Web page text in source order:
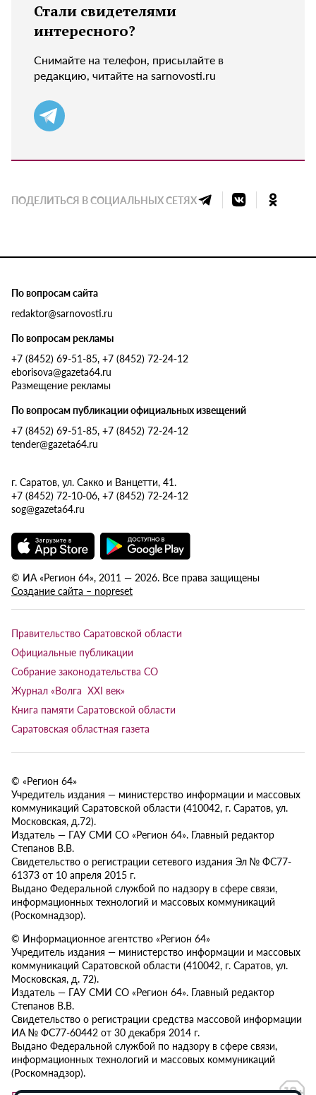
Стали свидетелями
интересного?
Снимайте на телефон, присылайте в
редакцию, читайте на sarnovosti.ru
ПОДЕЛИТЬСЯ В СОЦИАЛЬНЫХ СЕТЯХ
По вопросам сайта
redaktor@sarnovosti.ru
По вопросам рекламы
+7 (8452) 69-51-85, +7 (8452) 72-24-12
eborisova@gazeta64.ru
Размещение рекламы
По вопросам публикации официальных извещений
+7 (8452) 69-51-85, +7 (8452) 72-24-12
tender@gazeta64.ru
г. Саратов, ул. Сакко и Ванцетти, 41.
+7 (8452) 72-10-06, +7 (8452) 72-24-12
sog@gazeta64.ru
© ИА «Регион 64», 2011 — 2026. Все права защищены
Создание сайта – nopreset
Правительство Саратовской области
Официальные публикации
Собрание законодательства СО
Журнал «Волга XXI век»
Книга памяти Саратовской области
Саратовская областная газета
© «Регион 64»
Учредитель издания — министерство информации и массовых
коммуникаций Саратовской области (410042, г. Саратов, ул.
Московская, д.72).
Издатель — ГАУ СМИ СО «Регион 64». Главный редактор
Степанов В.В.
Свидетельство о регистрации сетевого издания Эл № ФС77-
61373 от 10 апреля 2015 г.
Выдано Федеральной службой по надзору в сфере связи,
информационных технологий и массовых коммуникаций
(Роскомнадзор).
© Информационное агентство «Регион 64»
Учредитель издания — министерство информации и массовых
коммуникаций Саратовской области (410042, г. Саратов, ул.
Московская, д. 72).
Издатель — ГАУ СМИ СО «Регион 64». Главный редактор
Степанов В.В.
Свидетельство о регистрации средства массовой информации
ИА № ФС77-60442 от 30 декабря 2014 г.
Выдано Федеральной службой по надзору в сфере связи,
информационных технологий и массовых коммуникаций
(Роскомнадзор).